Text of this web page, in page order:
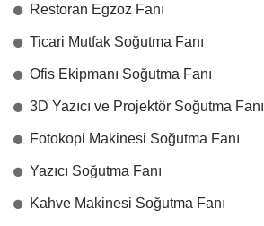
Restoran Egzoz Fanı
Ticari Mutfak Soğutma Fanı
Ofis Ekipmanı Soğutma Fanı
3D Yazıcı ve Projektör Soğutma Fanı
Fotokopi Makinesi Soğutma Fanı
Yazıcı Soğutma Fanı
Kahve Makinesi Soğutma Fanı